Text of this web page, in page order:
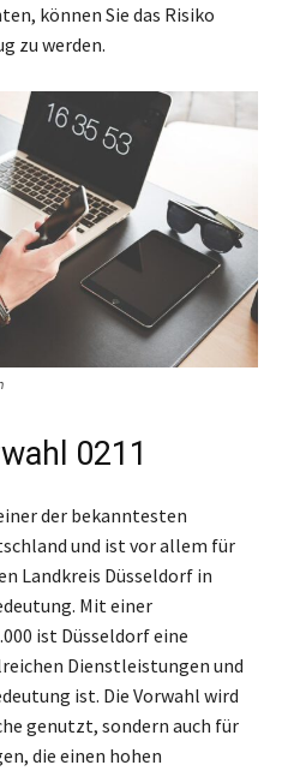
können Sie das Risiko
zu werden.
0211
der bekanntesten
und ist vor allem für
Landkreis Düsseldorf in
Mit einer
ist Düsseldorf eine
Dienstleistungen und
ist. Die Vorwahl wird
genutzt, sondern auch für
die einen hohen